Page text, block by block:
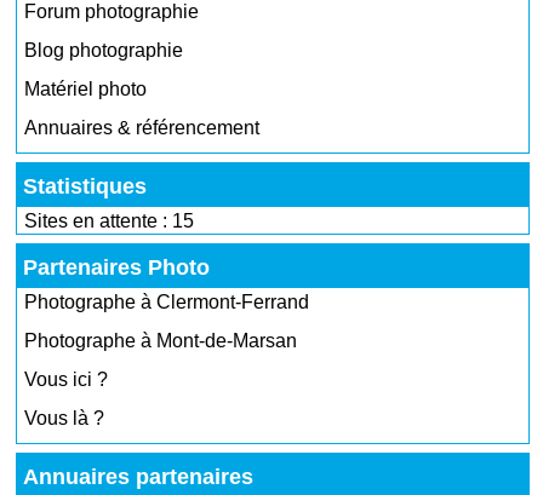
Forum photographie
Blog photographie
Matériel photo
Annuaires & référencement
Statistiques
Sites en attente : 15
Partenaires Photo
Photographe à Clermont-Ferrand
Photographe à Mont-de-Marsan
Vous ici ?
Vous là ?
Annuaires partenaires